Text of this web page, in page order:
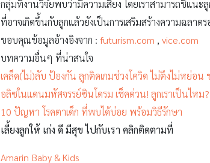
กลุ่มที่งานวิจัยพบว่ามีความเสี่ยง โดยเราสามารถชี้แนะ
ที่อาจเกิดขึ้นกับลูกแล้วยังเป็นการเสริมสร้างความฉลา
ขอบคุณข้อมูลอ้างอิงจาก : futurism.com , vice.com
บทความอื่นๆ ที่น่าสนใจ
เคล็ด(ไม่)ลับ ป้องกัน ลูกติดเกมช่วงโควิด ไม่ตึงไม่หย่อน
อลิซในแดนมหัศจรรย์ซินโดรม เช็คด่วน! ลูกเราเป็นไหม?
10 ปัญหา โรคตาเด็ก ที่พบได้บ่อย พร้อมวิธีรักษา
เลี้ยงลูกให้ เก่ง ดี มีสุข ไปกับเรา คลิกติดตามที่
Amarin Baby & Kids